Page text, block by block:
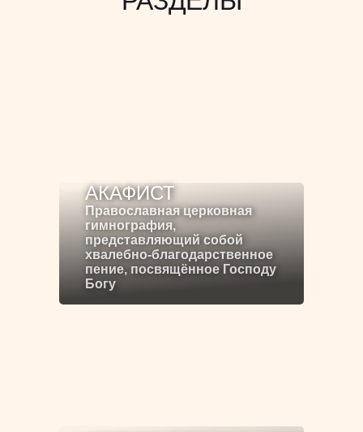
АКАФИСТ
Православная церковная
гимнография,
представляющий собой
хвалебно-благодарственное
пение, посвящённое Господу
Богу